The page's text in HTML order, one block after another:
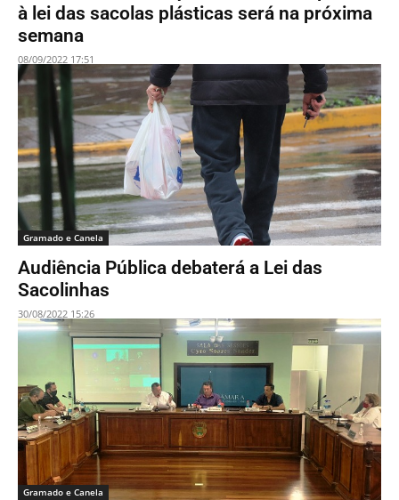
à lei das sacolas plásticas será na próxima
semana
08/09/2022 17:51
Gramado e Canela
Audiência Pública debaterá a Lei das
Sacolinhas
30/08/2022 15:26
Gramado e Canela